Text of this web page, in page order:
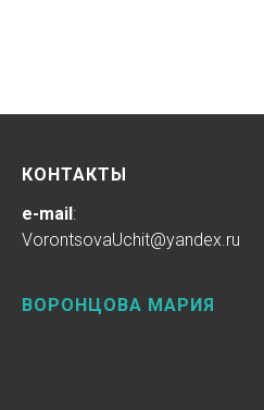
КОНТАКТЫ
e-mail :
VorontsovaUchit@yandex.ru
ВОРОНЦОВА МАРИЯ